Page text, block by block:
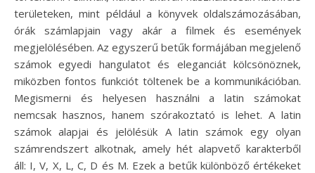
területeken, mint például a könyvek oldalszámozásában,
órák számlapjain vagy akár a filmek és események
megjelölésében. Az egyszerű betűk formájában megjelenő
számok egyedi hangulatot és eleganciát kölcsönöznek,
miközben fontos funkciót töltenek be a kommunikációban.
Megismerni és helyesen használni a latin számokat
nemcsak hasznos, hanem szórakoztató is lehet. A latin
számok alapjai és jelölésük A latin számok egy olyan
számrendszert alkotnak, amely hét alapvető karakterből
áll: I, V, X, L, C, D és M. Ezek a betűk különböző értékeket